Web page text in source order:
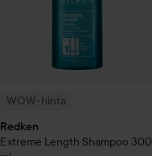
WOW-hinta
Redken
Extreme Length Shampoo 300